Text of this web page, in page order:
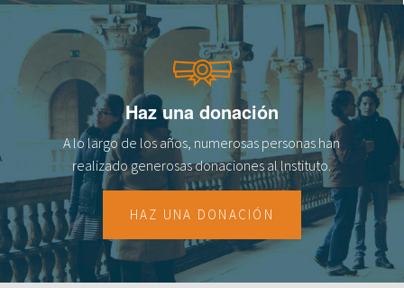
Haz una donación
A lo largo de los años, numerosas personas han
realizado generosas donaciones al lnstituto.
HAZ UNA DONACIÓN